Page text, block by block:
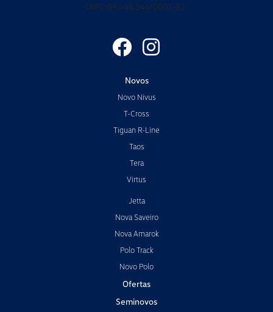
CNPJ: 09.448.344/0001-32
Novos
Novo Nivus
T-Cross
Tiguan R-Line
Taos
Tera
Virtus
Jetta
Nova Saveiro
Nova Amarok
Polo Track
Novo Polo
Ofertas
Seminovos